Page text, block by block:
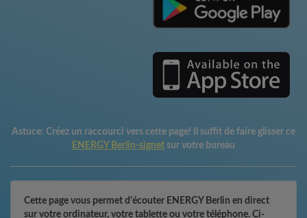
Astuce: Créez un raccourci vers cette page! Il suffit de faire glisser ce
ENERGY Berlin-signet sur votre bureau
Cette page vous permet d'écouter ENERGY Berlin en direct
sur votre ordinateur, votre tablette ou votre téléphone. Ci-